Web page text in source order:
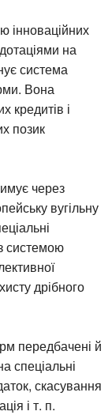
інноваційних
на
система
Вона
кредитів і
позик
через
вугільну
системою
дрібного
передбачені й
спеціальні
скасування
і т. п.